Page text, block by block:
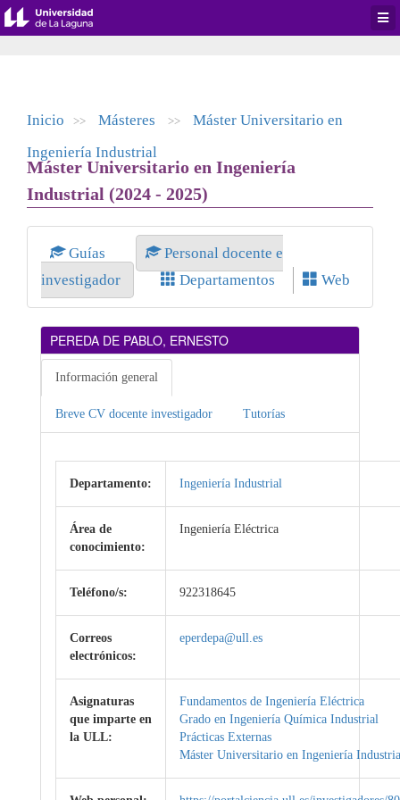
Inicio >> Másteres >>
Máster Universitario en
Ingeniería Industrial
Máster Universitario en Ingeniería
Industrial (2024 - 2025)
Guías
Personal docente e
investigador
Departamentos Web
PEREDA DE PABLO, ERNESTO
Información general
Breve CV docente investigador Tutorías
Departamento: Ingeniería Industrial
Área de
conocimiento:
Ingeniería Eléctrica
Teléfono/s: 922318645
Correos
electrónicos:
eperdepa@ull.es
Asignaturas
que imparte en
la ULL:
Fundamentos de Ingeniería Eléctrica
Grado en Ingeniería Química Industrial
Prácticas Externas
Máster Universitario en Ingeniería